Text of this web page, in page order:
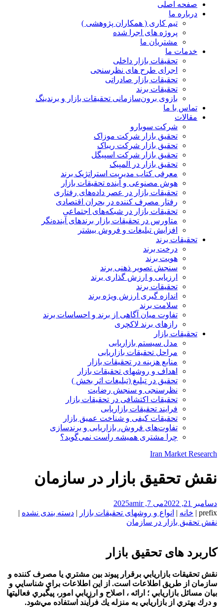
صفحه اصلی
درباره ما
تیم کاری ( همکاران پژوهشی )
پروژه های اجرا شده
مشتریان ما
خدمات ما
تحقیقات بازار داخلی
اجرای طرح های نظرسنجی
تحقیقات بازار صادراتی
تحقیقات برند
بازوی برون‌سازمانی تحقیقات بازار و برندینگ
تماس با ما
مقالات
شرکت سوبارو
تحقیق بازار شرکت موزاک
تحقیق بازار شرکت ریباک
تحقیق بازار شرکت اسپیگل
تحقیق بازار در المپیک
معرفی کتاب مدیریت استراتژیک برند
هوش مصنوعی و آینده تحقیقات بازار
تحقیقات بازار در عصر داده‌های رفتاری
رفتار مصرف کننده در بحران اقتصادی
تحقیقات بازار در شبکه‌های اجتماعی
متاورس در تحقیقات بازار برندهای آینده‌نگر
افزایش تبلیغات و فروش بیشتر
تحقیقات برند
درخت برند
هویت برند
سنجش تصویر ذهنی برند
ارزیابی و ارزش گذاری برند
تحقیقات برند
اندازه گیری ارزش ویژه برند
سلامت برند
تفاوت میان آگاهی از برند و احساسات برند
رازهای برند لاکچری
تحقیقات بازار
مدل سیستم بازاریابی
مراحل تحقیقات بازاریابی
منابع هزینه در تحقیقات بازار
اهداف و روشهای تحقیقات بازار
تحقیق در تبلیغ (تبلیغات اثر بخش )
نظرسنجی و سنجش رضایت
تحقیقات اکتشافی در تحقیقات بازار
فرایند تحقیقات بازاریابی
تحقیقات کیفی و شناخت عمیق بازار
تفاوت‌های فروش، بازاریابی و برندسازی
چرا مشتری همیشه راست نمی‌گوید؟
Iran Market Research
نقش تحقیق بازار در سازمان
دسامبر 21, 2022 می 7, 2025
amir
prefix
| خانه | انواع و روشهای تحقیقات بازار | دسته بندی نشده |
نقش تحقیق بازار در سازمان
کاربرد های تحقیق بازار
نقش تحقيقات بازاريابي برقرار پيوند بين مشتري يا مصرف كننده و
سازمان از طريق اطلاعات است. از اين اطلاعات براي شناسايي و
بيان مسائل بازاريابي ؛ ارائه ، اصلاح و ارزيابي امور، پيگيري فعاليتها
و درك بهتري از بازاريابي به منزله يك فرآيند استفاده مي‌شود.